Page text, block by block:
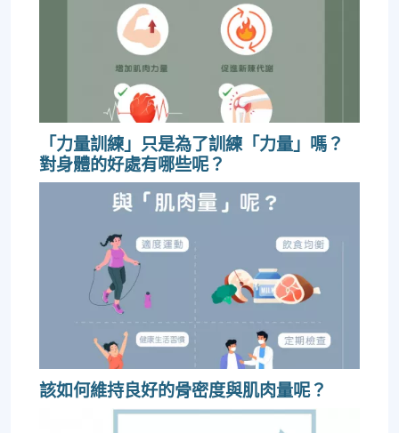
「力量訓練」只是為了訓練「力量」嗎？
對身體的好處有哪些呢？
該如何維持良好的骨密度與肌肉量呢？